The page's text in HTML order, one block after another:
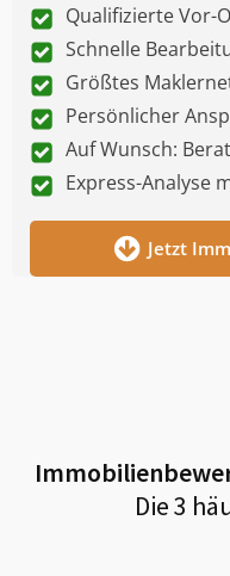
Qualifizierte Vor-
Schnelle
Größtes
Persönlicher
Auf Wunsch:
Express-Analyse
Jetzt
Die 3